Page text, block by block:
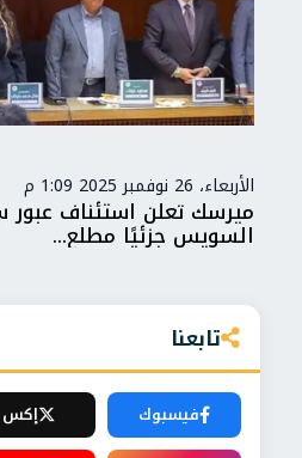
الأربعاء، 26 نوفمبر 2025 1:09 م
ميرسك تعلن استئناف عبور
السويس جزئيًا مطلع...
تابعنا
فيسبوك إكس